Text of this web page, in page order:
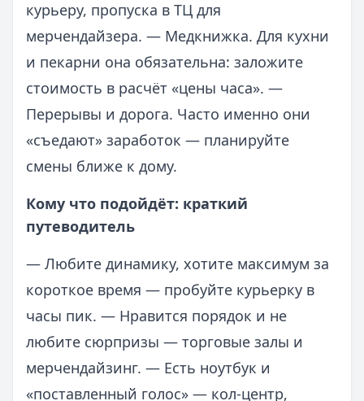
курьеру, пропуска в ТЦ для
мерчендайзера. — Медкнижка. Для кухни
и пекарни она обязательна: заложите
стоимость в расчёт «цены часа». —
Перерывы и дорога. Часто именно они
«съедают» заработок — планируйте
смены ближе к дому.
Кому что подойдёт: краткий
путеводитель
— Любите динамику, хотите максимум за
короткое время — пробуйте курьерку в
часы пик. — Нравится порядок и не
любите сюрпризы — торговые залы и
мерчендайзинг. — Есть ноутбук и
«поставленный голос» — кол-центр,